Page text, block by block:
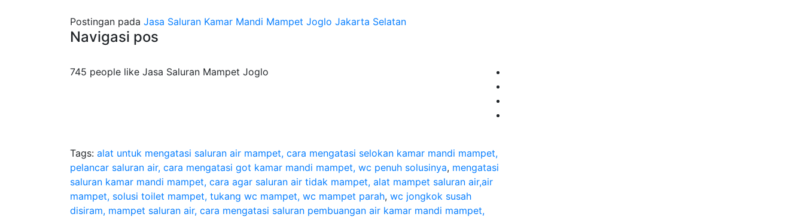
Postingan pada Jasa Saluran Kamar Mandi Mampet Joglo Jakarta Selatan
Navigasi pos
745 people like Jasa Saluran Mampet Joglo
Tags: alat untuk mengatasi saluran air mampet, cara mengatasi selokan kamar mandi mampet,
pelancar saluran air, cara mengatasi got kamar mandi mampet, wc penuh solusinya, mengatasi
saluran kamar mandi mampet, cara agar saluran air tidak mampet, alat mampet saluran air,air
mampet, solusi toilet mampet, tukang wc mampet, wc mampet parah, wc jongkok susah
disiram, mampet saluran air, cara mengatasi saluran pembuangan air kamar mandi mampet,